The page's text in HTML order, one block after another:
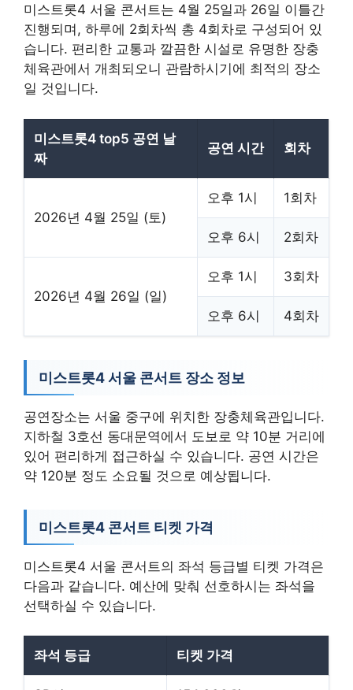
미스트롯4 서울 콘서트는 4월 25일과 26일 이틀간
진행되며, 하루에 2회차씩 총 4회차로 구성되어 있
습니다. 편리한 교통과 깔끔한 시설로 유명한 장충
체육관에서 개최되오니 관람하시기에 최적의 장소
일 것입니다.
미스트롯4 top5 공연 날
짜
공연 시간 회차
2026년 4월 25일 (토)
오후 1시 1회차
오후 6시 2회차
2026년 4월 26일 (일)
오후 1시 3회차
오후 6시 4회차
미스트롯4 서울 콘서트 장소 정보
공연장소는 서울 중구에 위치한 장충체육관입니다.
지하철 3호선 동대문역에서 도보로 약 10분 거리에
있어 편리하게 접근하실 수 있습니다. 공연 시간은
약 120분 정도 소요될 것으로 예상됩니다.
미스트롯4 콘서트 티켓 가격
미스트롯4 서울 콘서트의 좌석 등급별 티켓 가격은
다음과 같습니다. 예산에 맞춰 선호하시는 좌석을
선택하실 수 있습니다.
좌석 등급 티켓 가격